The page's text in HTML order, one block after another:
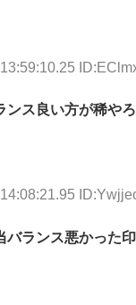
ンス良い方が稀やろ
バランス悪かった